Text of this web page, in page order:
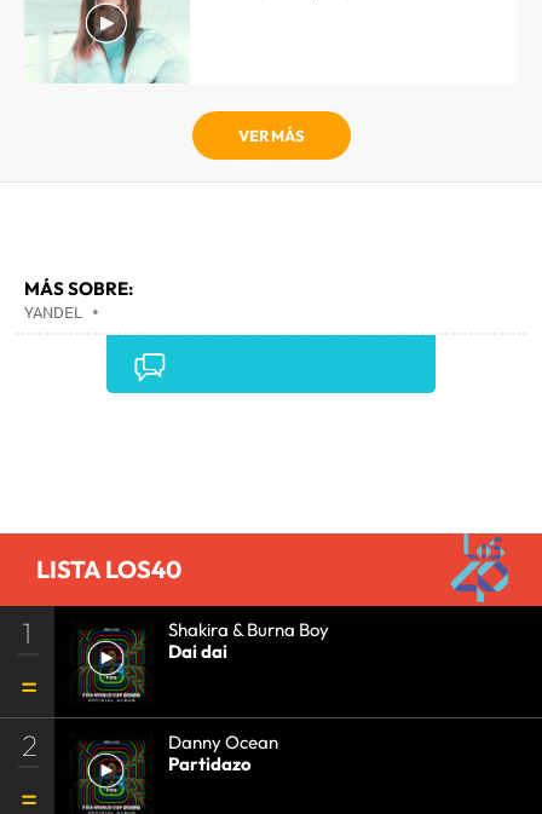
VER MÁS
MÁS SOBRE:
YANDEL •
LISTA LOS40
1
Shakira & Burna Boy
Dai dai
2
Danny Ocean
Partidazo